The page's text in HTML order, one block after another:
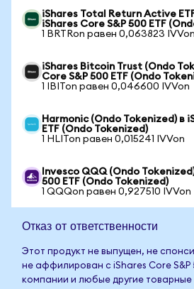
iShares Total Return Active
iShares Core S&P 500 ETF
1 BRTRon равен 0,063823 IVVon
iShares Bitcoin Trust (Ondo
Core S&P 500 ETF (Ondo
1 IBITon равен 0,046600 IVVon
Harmonic (Ondo Tokenized) в
ETF (Ondo Tokenized)
1 HLITon равен 0,015241 IVVon
Invesco QQQ (Ondo
500 ETF (Ondo Tokenized)
1 QQQon равен 0,927510 IVVon
Отказ от ответственности
Этот продукт не выпущен, не
не аффилирован с iShares Core S&P
компании и любые другие товарные